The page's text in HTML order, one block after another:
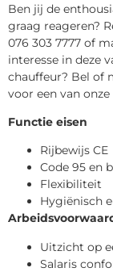
Ben jij de
graag reageren?
076 303 7777 of
interesse in deze
chauffeur? Bel of
voor een van
Functie eisen
Rijbewijs CE
Code 95 en
Flexibiliteit
Hygiënisch
Uitzicht op
Salaris